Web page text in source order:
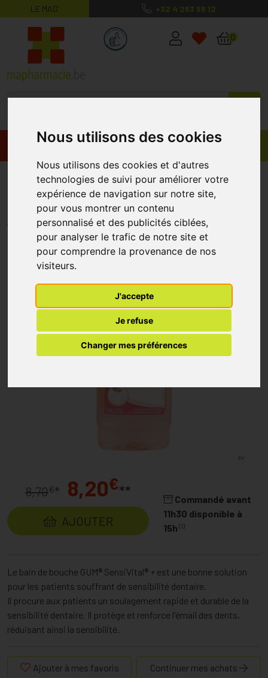
Nous utilisons des cookies
Nous utilisons des cookies et d'autres
technologies de suivi pour améliorer votre
expérience de navigation sur notre site,
pour vous montrer un contenu
personnalisé et des publicités ciblées,
pour analyser le trafic de notre site et
pour comprendre la provenance de nos
visiteurs.
J'accepte
Je refuse
Changer mes préférences
LE MAG’ +32 4 263 56 12
MaPharmacie.be ma santé, mes
0
Promos Produits
Gum Sensivital + Bain Bouche
Fluore 300ml 6081
8,70€* 8,20€**
AJOUTER
Commandé avant
11h30 disponible à
15h (1)
Le bain de bouche GUM® SensiVital® + est une bonne solution
pour les patients souffrant de sensibilité dentaire.
Il procure aux patients un soulagement rapide et durable de la
sensibilité dentaire. Il protège et renforce l'émail des dents,
réduisant ainsi la sensibilité.
Ajouter à mes favoris Continuer mes achats